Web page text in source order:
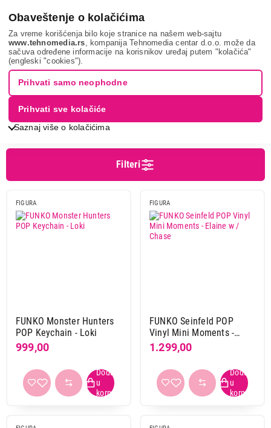
Obaveštenje o kolačićima
Za vreme korišćenja bilo koje stranice na našem web-sajtu
www.tehnomedia.rs , kompanija Tehnomedia centar d.o.o. može da
sačuva određene informacije na korisnikov uređaj putem "kolačića"
(engleski "cookies").
Saznaj više o kolačićima
Prihvati samo neophodne
Prihvati sve kolačiće
It & gaming Kolekcionarske figure
Cena od Cena do
FIGURE
Sortiranje Prikaz
Filteri
FIGURA
FUNKO Monster Hunters
POP Keychain - Loki
999,00
FIGURA
FUNKO Seinfeld POP
Vinyl Mini Moments -
Elaine w / Chase
1.299,00